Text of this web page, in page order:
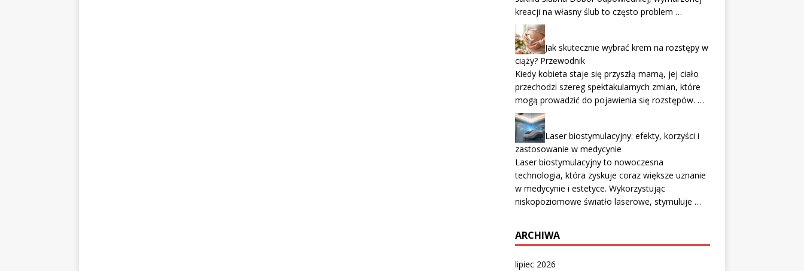
kreacji na własny ślub to często problem …
Jak skutecznie wybrać krem na rozstępy w
ciąży? Przewodnik
Kiedy kobieta staje się przyszłą mamą, jej ciało
przechodzi szereg spektakularnych zmian, które
mogą prowadzić do pojawienia się rozstępów. …
Laser biostymulacyjny: efekty, korzyści i
zastosowanie w medycynie
Laser biostymulacyjny to nowoczesna
technologia, która zyskuje coraz większe uznanie
w medycynie i estetyce. Wykorzystując
niskopoziomowe światło laserowe, stymuluje …
ARCHIWA
lipiec 2026